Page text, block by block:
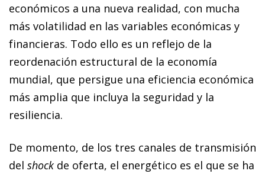
económicos a una nueva realidad, con mucha
más volatilidad en las variables económicas y
financieras. Todo ello es un reflejo de la
reordenación estructural de la economía
mundial, que persigue una eficiencia económica
más amplia que incluya la seguridad y la
resiliencia.
De momento, de los tres canales de transmisión
del shock de oferta, el energético es el que se ha